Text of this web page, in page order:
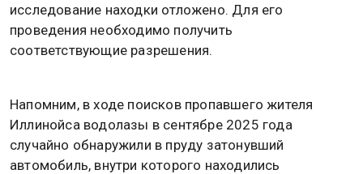
исследование находки отложено. Для его
проведения необходимо получить
соответствующие разрешения.
Напомним, в ходе поисков пропавшего жителя
Иллинойса водолазы в сентябре 2025 года
случайно обнаружили в пруду затонувший
автомобиль, внутри которого находились